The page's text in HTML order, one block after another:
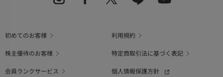
初めてのお客様
利用規約
株主優待のお客様
特定商取引法に基づく表記
会員ランクサービス
個人情報保護方針